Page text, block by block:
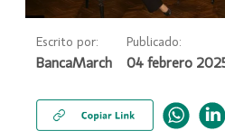
Escrito por:
BancaMarch
Publicado:
04 febrero